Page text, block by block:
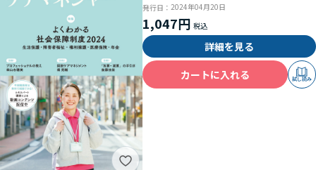
発行日： 2024年04月20日
1,047円
詳細を見る
カートに入れる
試し読み